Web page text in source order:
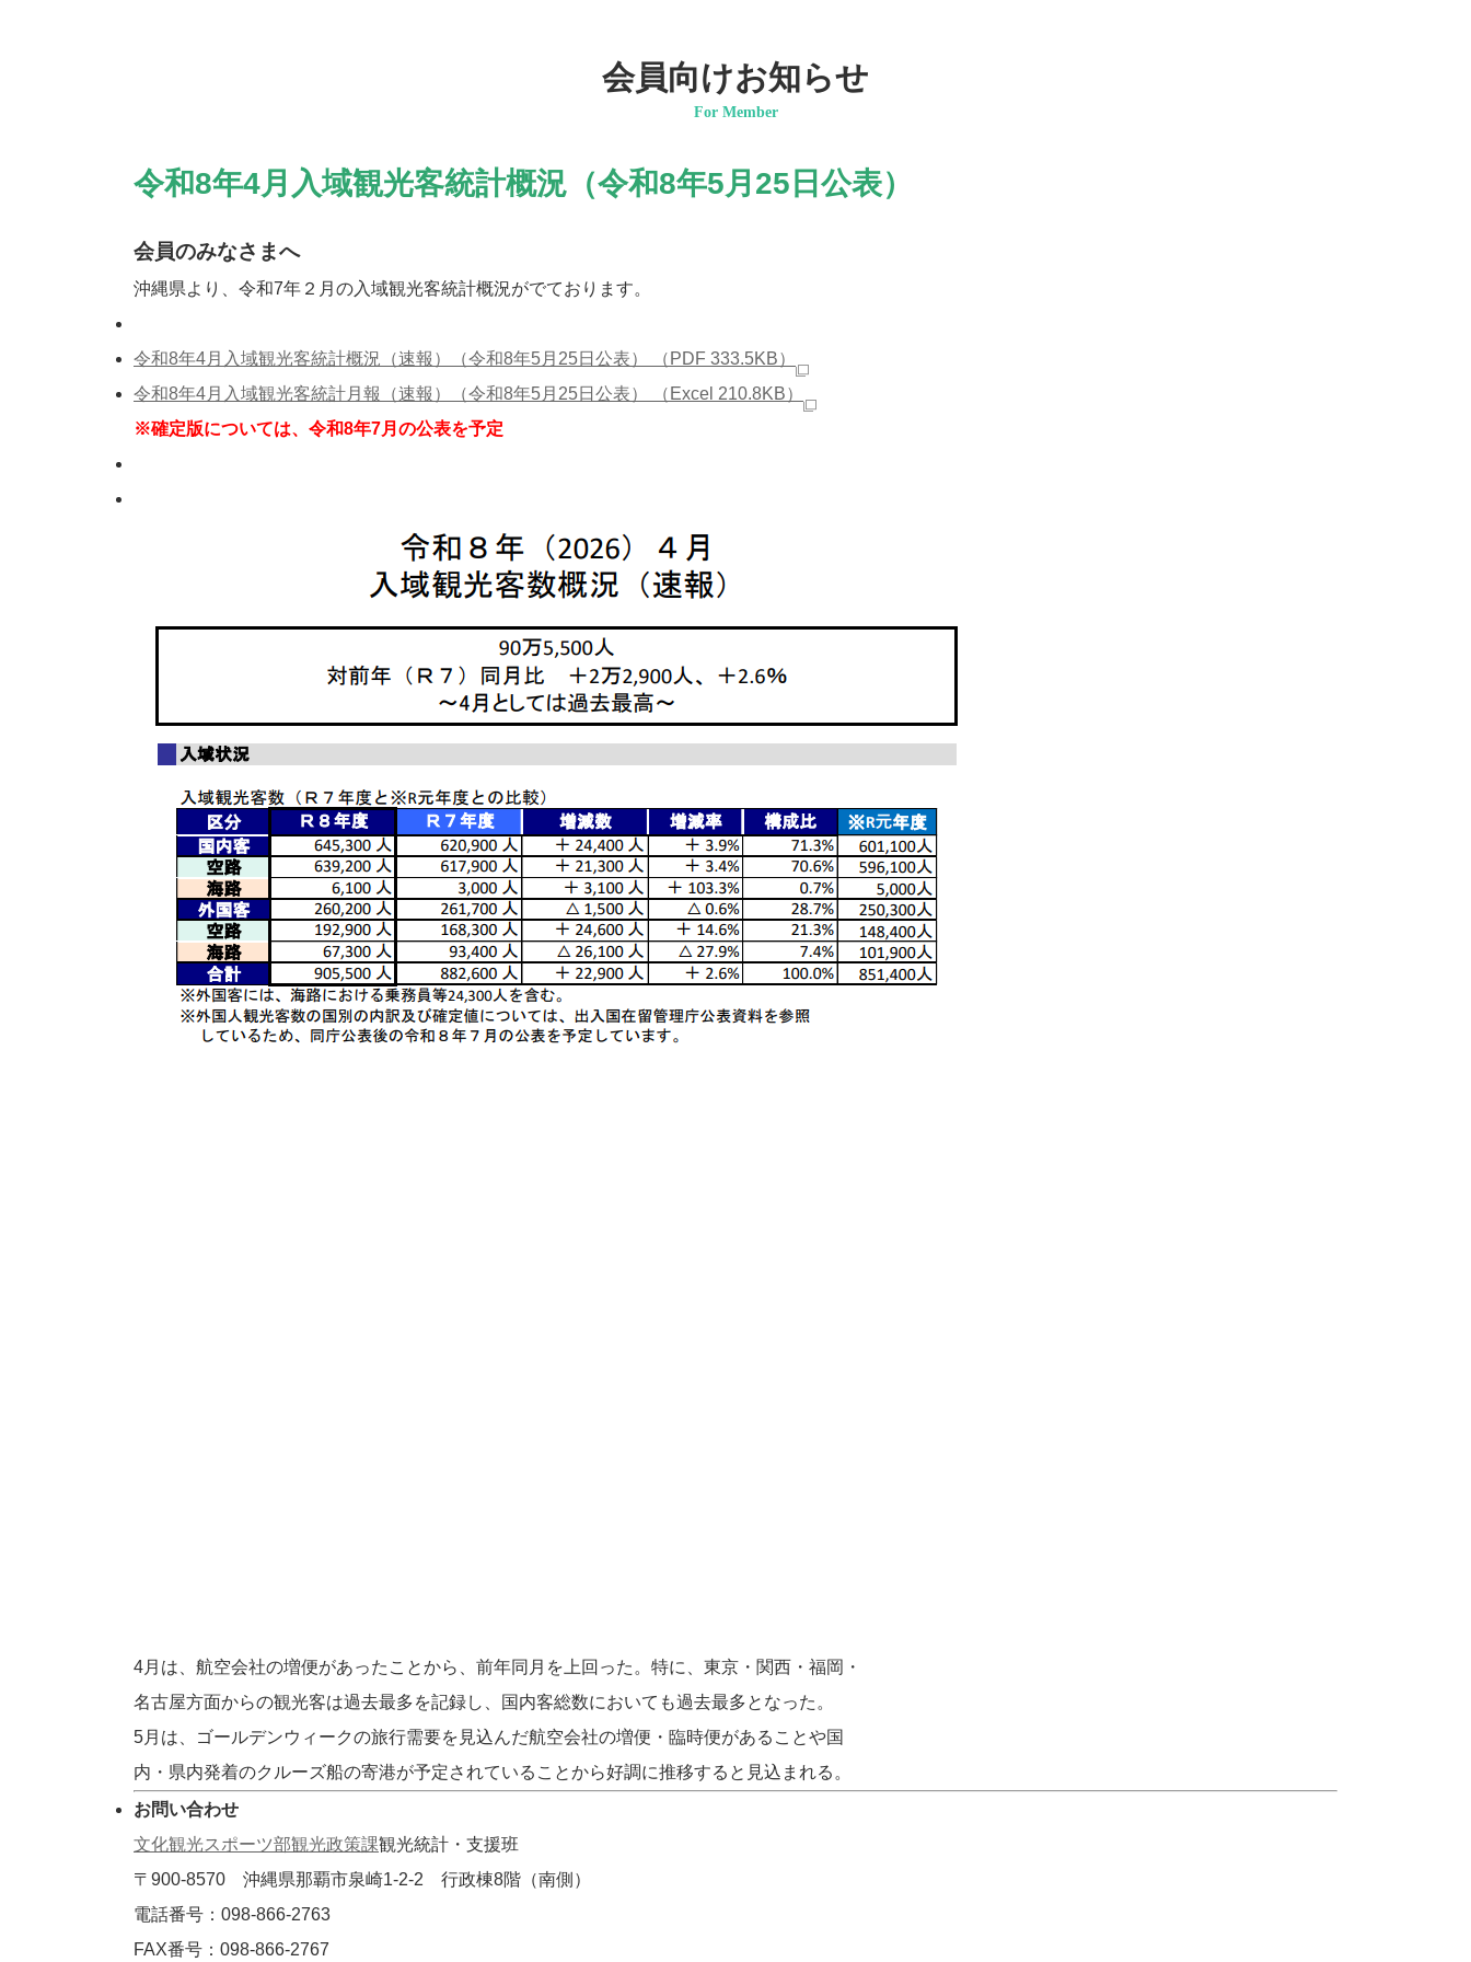
会員向けお知らせ
For Member
令和8年4月入域観光客統計概況（令和8年5月25日公表）
会員のみなさまへ
沖縄県より、令和7年２月の入域観光客統計概況がでております。
令和8年4月入域観光客統計概況（速報）（令和8年5月25日公表） （PDF 333.5KB）
令和8年4月入域観光客統計月報（速報）（令和8年5月25日公表） （Excel 210.8KB）
※確定版については、令和8年7月の公表を予定
4月は、航空会社の増便があったことから、前年同月を上回った。特に、東京・関西・福岡・
名古屋方面からの観光客は過去最多を記録し、国内客総数においても過去最多となった。
5月は、ゴールデンウィークの旅行需要を見込んだ航空会社の増便・臨時便があることや国
内・県内発着のクルーズ船の寄港が予定されていることから好調に推移すると見込まれる。
お問い合わせ
文化観光スポーツ部観光政策課観光統計・支援班
〒900-8570 沖縄県那覇市泉崎1-2-2 行政棟8階（南側）
電話番号：098-866-2763
FAX番号：098-866-2767